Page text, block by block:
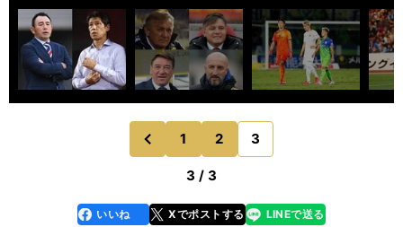
前
のページへ
1 2 3
3 / 3
faceboo
k
いいね Xでポストする
line LINEで送る